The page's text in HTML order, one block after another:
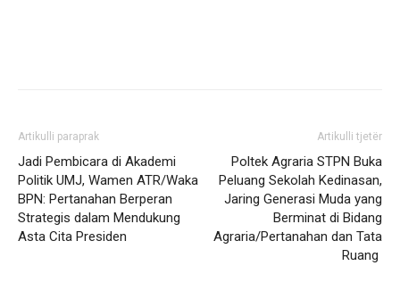
Artikulli paraprak
Jadi Pembicara di Akademi
Politik UMJ, Wamen ATR/Waka
BPN: Pertanahan Berperan
Strategis dalam Mendukung
Asta Cita Presiden
Artikulli tjetër
Poltek Agraria STPN Buka
Peluang Sekolah Kedinasan,
Jaring Generasi Muda yang
Berminat di Bidang
Agraria/Pertanahan dan Tata
Ruang ‎